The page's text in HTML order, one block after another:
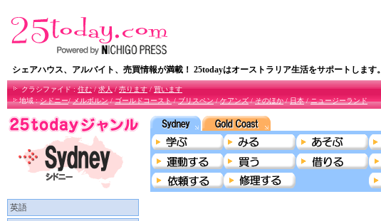
シェアハウス、アルバイト、売買情報が満載！ 25todayはオーストラリア生活をサポートします。
クラシファイド :住む/求人/売ります/買います
地域 :シドニー/メルボルン/ゴールドコースト/ブリスペン/ケアンズ/そのほか/日本/ニュージーランド
英語